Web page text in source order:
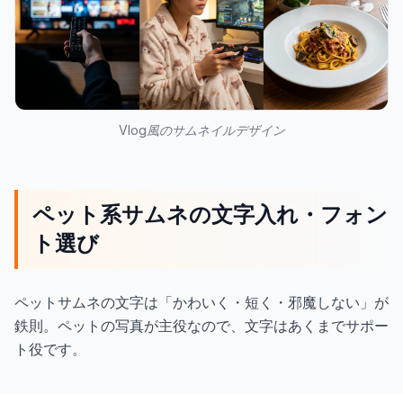
Vlog風のサムネイルデザイン
ペット系サムネの文字入れ・フォン
ト選び
ペットサムネの文字は「かわいく・短く・邪魔しない」が
鉄則。ペットの写真が主役なので、文字はあくまでサポー
ト役です。